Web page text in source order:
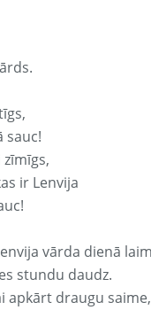
sauc!
ir Lenvija
vārda dienā
stundu daudz.
apkārt draugu saime,